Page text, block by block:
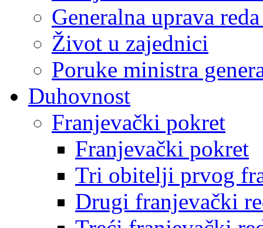
Generalna uprava
Život u zajednici
Poruke ministra
Duhovnost
Franjevački pokret
Franjevački pokret
Tri obitelji prvog
Drugi franjevački